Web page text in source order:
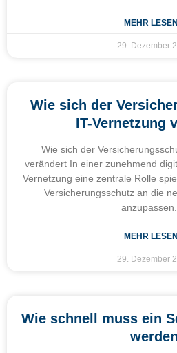
MEHR
29. Dezember
Wie sich der
IT-Vernetzung
Wie sich der
verändert In einer zunehmend
Vernetzung eine zentrale Rolle
Versicherungsschutz an die
MEHR
29. Dezember
Wie schnell muss ein
werden